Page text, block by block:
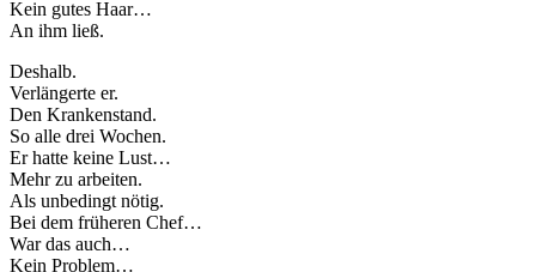
Kein gutes Haar…
An ihm ließ.
Deshalb.
Verlängerte er.
Den Krankenstand.
So alle drei Wochen.
Er hatte keine Lust…
Mehr zu arbeiten.
Als unbedingt nötig.
Bei dem früheren Chef…
War das auch…
Kein Problem…